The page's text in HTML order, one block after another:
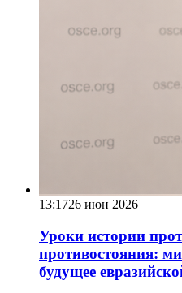
13:1726 июн 2026
Уроки истории
противостояния:
будущее